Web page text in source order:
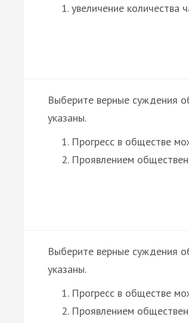
увеличение количества
Выберите верные суждения
указаны.
Прогресс в обществе
Проявлением
Выберите верные суждения
указаны.
Прогресс в обществе
Проявлением